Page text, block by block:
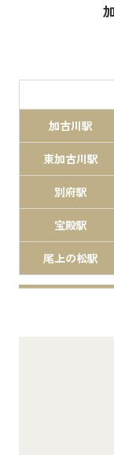
加古川駅
東加古川駅
別府駅
宝殿駅
尾上の松駅